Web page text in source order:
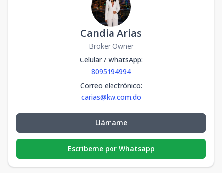
Candia Arias
Broker Owner
Celular / WhatsApp:
8095194994
Correo electrónico:
carias@kw.com.do
Llámame
Escribeme por Whatsapp